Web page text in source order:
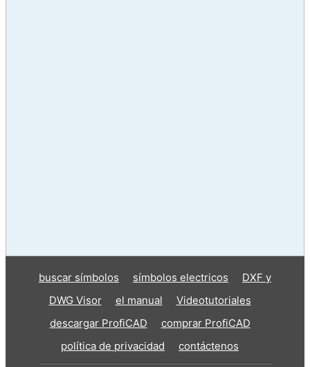
buscar símbolos símbolos electricos
DXF y
DWG Visor
el manual
Videotutoriales
descargar ProfiCAD
comprar ProfiCAD
política de privacidad
contáctenos